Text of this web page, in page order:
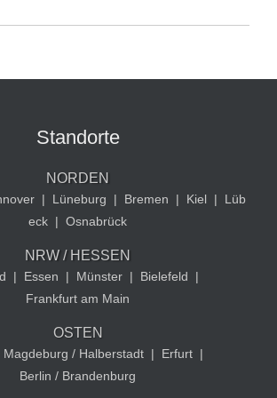
Standorte
NORDEN
| Lüneburg | Bremen | Kiel |
Lüb
eck | Osnabrück
NRW / HESSEN
| Essen | Münster | Bielefeld
|
Frankfurt am Main
OSTEN
Magdeburg / Halberstadt | Erfurt |
Berlin / Brandenburg